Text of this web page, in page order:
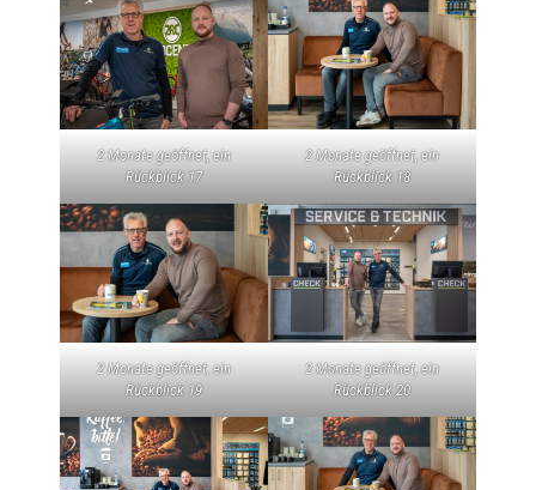
2 Monate geöffnet, ein
Rückblick 17
2 Monate geöffnet, ein
Rückblick 18
2 Monate geöffnet, ein
Rückblick 19
2 Monate geöffnet, ein
Rückblick 20